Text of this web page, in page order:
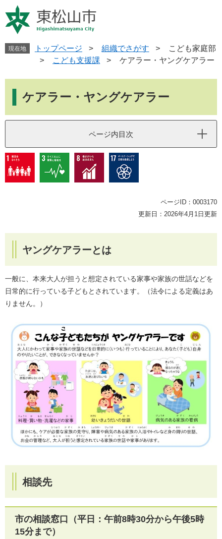
ー
ジ
す
ニ
ュ
し
へ
現在地 トップページ > 組織でさがす >
こども家庭部
>
こども支援課 > ケアラー・ヤングケアラー
ケアラー・ヤングケアラー
ページ内目次
ページID：0003170
更新日：2026年4月1日更新
ヤングケアラーとは
一般に、本来大人が担うと想定されている家事や家族の世話などを
日常的に行っている子どもとされています。（法令による定義はあ
りません。）
相談先
市の相談窓口（平日：午前8時30分から午後5時
15分まで）